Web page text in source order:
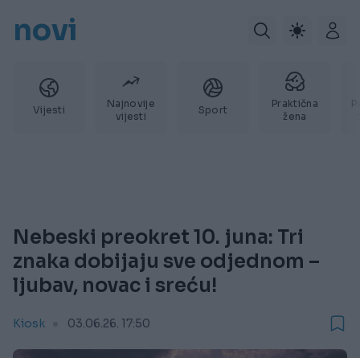
novi
Vijesti
Najnovije
vijesti
Sport
Praktična
žena
Nebeski preokret 10. juna: Tri
znaka dobijaju sve odjednom –
ljubav, novac i sreću!
Kiosk 03.06.26. 17:50